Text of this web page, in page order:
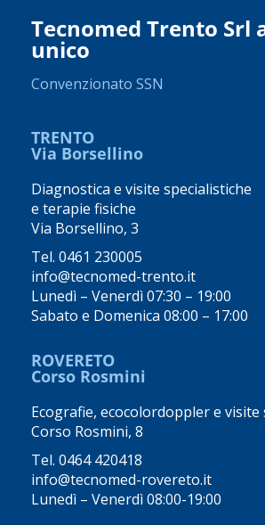
Tecnomed Trento Srl
unico
Convenzionato SSN
TRENTO
Via Borsellino
Diagnostica e visite specialistiche
e terapie fisiche
Via Borsellino, 3
Tel. 0461 230005
info@tecnomed-trento.it
Lunedì – Venerdì 07:30 – 19:00
Sabato e Domenica 08:00 – 17:00
ROVERETO
Corso Rosmini
Ecografie, ecocolordoppler e visite
Corso Rosmini, 8
Tel. 0464 420418
info@tecnomed-rovereto.it
Lunedì – Venerdì 08:00-19:00